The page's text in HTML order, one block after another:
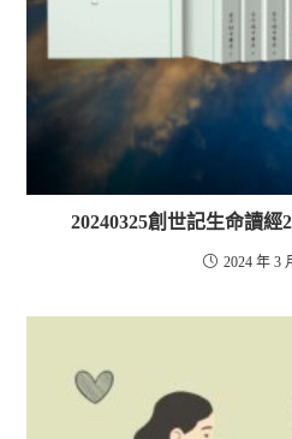
20240325創世記生命讀經
2024 年 3